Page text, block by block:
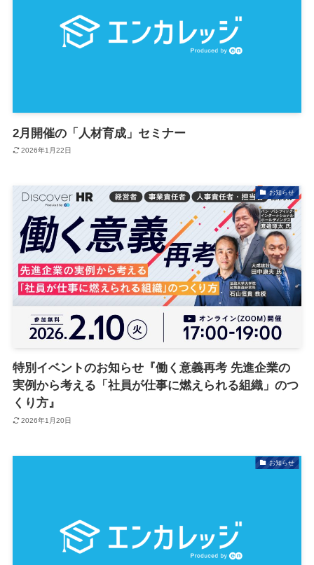
2月開催の「人材育成」セミナー
2026年1月22日
お知らせ
特別イベントのお知らせ『働く意義再考 先進企業の
実例から考える「社員が仕事に燃えられる組織」のつ
くり方』
2026年1月20日
お知らせ